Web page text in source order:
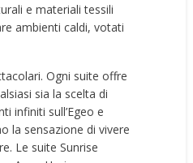
e materiali tessili
ambienti caldi, votati
Ogni suite offre
sia la scelta di
infiniti sull’Egeo e
la sensazione di vivere
Le suite Sunrise